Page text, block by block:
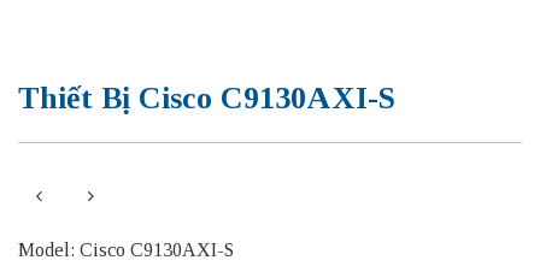
Thiết Bị Cisco C9130AXI-S
Model: Cisco C9130AXI-S